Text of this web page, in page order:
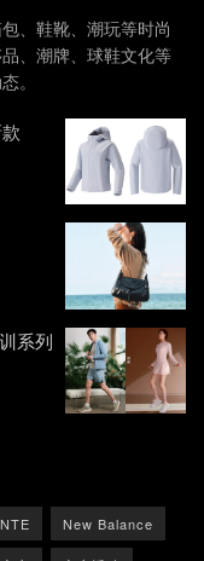
、鞋靴、潮玩等时尚
、潮牌、球鞋文化等
。
系列
New Balance